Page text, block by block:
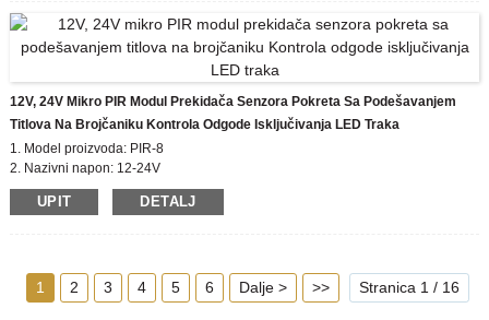
5. Usklađeni standard: zhaga book18
12V, 24V Mikro PIR Modul Prekidača Senzora Pokreta Sa Podešavanjem
Titlova Na Brojčaniku Kontrola Odgode Isključivanja LED Traka
1. Model proizvoda: PIR-8
2. Nazivni napon: 12-24V
3. Izlazna struja: 6 AMP
4. Ugao indukcije: 60 stepeni
UPIT DETALJ
1 2 3 4 5 6 Dalje > >> Stranica 1 / 16